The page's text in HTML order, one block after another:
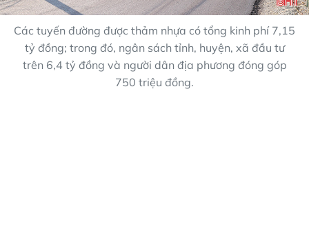
Các tuyến đường được thảm nhựa có tổng kinh phí 7,15
tỷ đồng; trong đó, ngân sách tỉnh, huyện, xã đầu tư
trên 6,4 tỷ đồng và người dân địa phương đóng góp
750 triệu đồng.